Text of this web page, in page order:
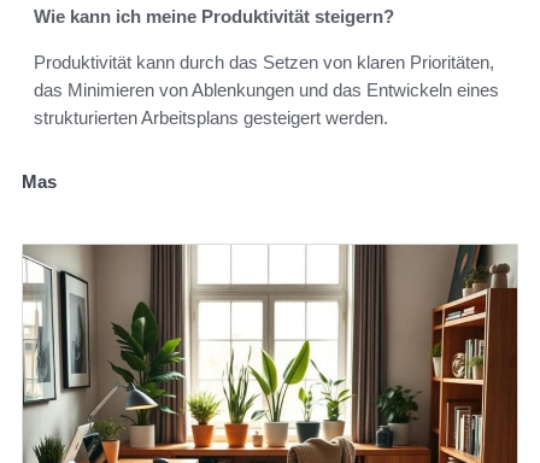
Wie kann ich meine Produktivität steigern?
Produktivität kann durch das Setzen von klaren Prioritäten,
das Minimieren von Ablenkungen und das Entwickeln eines
strukturierten Arbeitsplans gesteigert werden.
Mas